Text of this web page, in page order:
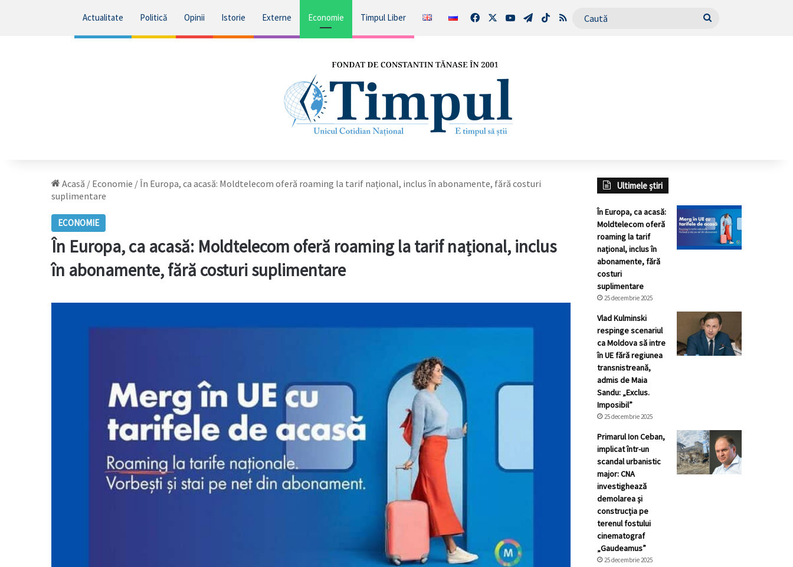
Actualitate Politică Opinii Istorie Externe Economie Timpul Liber FacebookYouTubeTelegram
TikTokRSS Caută
Acasă / Economie /În Europa, ca acasă: Moldtelecom oferă roaming la tarif național, inclus în abonamente, fără costuri
suplimentare
ECONOMIE
În Europa, ca acasă: Moldtelecom oferă roaming la tarif național, inclus
în abonamente, fără costuri suplimentare
Ultimele știri
În Europa, ca acasă:
Moldtelecom oferă
roaming la tarif
național, inclus în
abonamente, fără
costuri
suplimentare
25 decembrie 2025
Vlad Kulminski
respinge scenariul
ca Moldova să intre
în UE fără regiunea
transnistreană,
admis de Maia
Sandu: „Exclus.
Imposibil”
25 decembrie 2025
Primarul Ion Ceban,
implicat într-un
scandal urbanistic
major: CNA
investighează
demolarea și
construcția pe
terenul fostului
cinematograf
„Gaudeamus”
25 decembrie 2025